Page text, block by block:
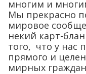
многим и
Мы прекрасно
мировое
некий карт-
того, что у нас
прямого и
мирных